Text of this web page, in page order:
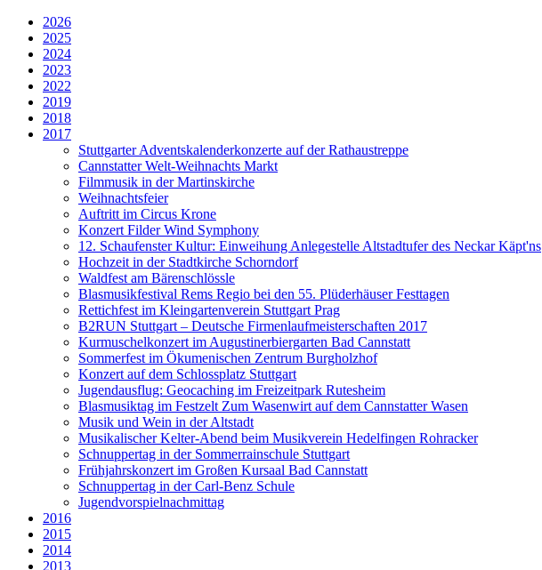
2026
2025
2024
2023
2022
2019
2018
2017
Stuttgarter Adventskalenderkonzerte auf der Rathaustreppe
Cannstatter Welt-Weihnachts Markt
Filmmusik in der Martinskirche
Weihnachtsfeier
Auftritt im Circus Krone
Konzert Filder Wind Symphony
12. Schaufenster Kultur: Einweihung Anlegestelle Altstadtufer des Neckar Käpt'ns
Hochzeit in der Stadtkirche Schorndorf
Waldfest am Bärenschlössle
Blasmusikfestival Rems Regio bei den 55. Plüderhäuser Festtagen
Rettichfest im Kleingartenverein Stuttgart Prag
B2RUN Stuttgart – Deutsche Firmenlaufmeisterschaften 2017
Kurmuschelkonzert im Augustinerbiergarten Bad Cannstatt
Sommerfest im Ökumenischen Zentrum Burgholzhof
Konzert auf dem Schlossplatz Stuttgart
Jugendausflug: Geocaching im Freizeitpark Rutesheim
Blasmusiktag im Festzelt Zum Wasenwirt auf dem Cannstatter Wasen
Musik und Wein in der Altstadt
Musikalischer Kelter-Abend beim Musikverein Hedelfingen Rohracker
Schnuppertag in der Sommerrainschule Stuttgart
Frühjahrskonzert im Großen Kursaal Bad Cannstatt
Schnuppertag in der Carl-Benz Schule
Jugendvorspielnachmittag
2016
2015
2014
2013